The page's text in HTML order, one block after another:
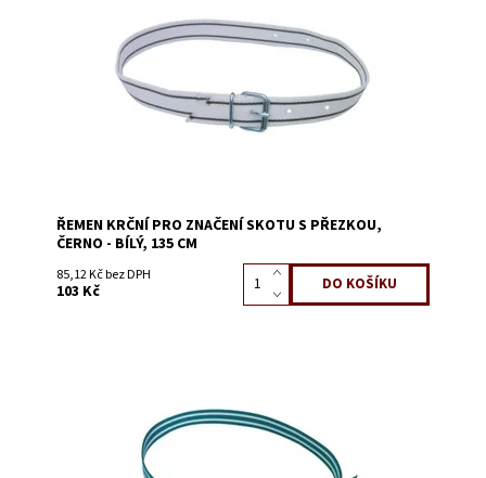
3225B
ŘEMEN KRČNÍ PRO ZNAČENÍ SKOTU S PŘEZKOU,
ČERNO - BÍLÝ, 135 CM
85,12 Kč bez DPH
103 Kč
3225D